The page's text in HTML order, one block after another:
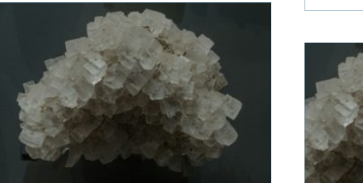
kniver
påvirker
på ...